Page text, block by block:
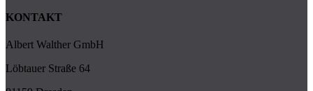
KONTAKT
Albert Walther GmbH
Löbtauer Straße 64